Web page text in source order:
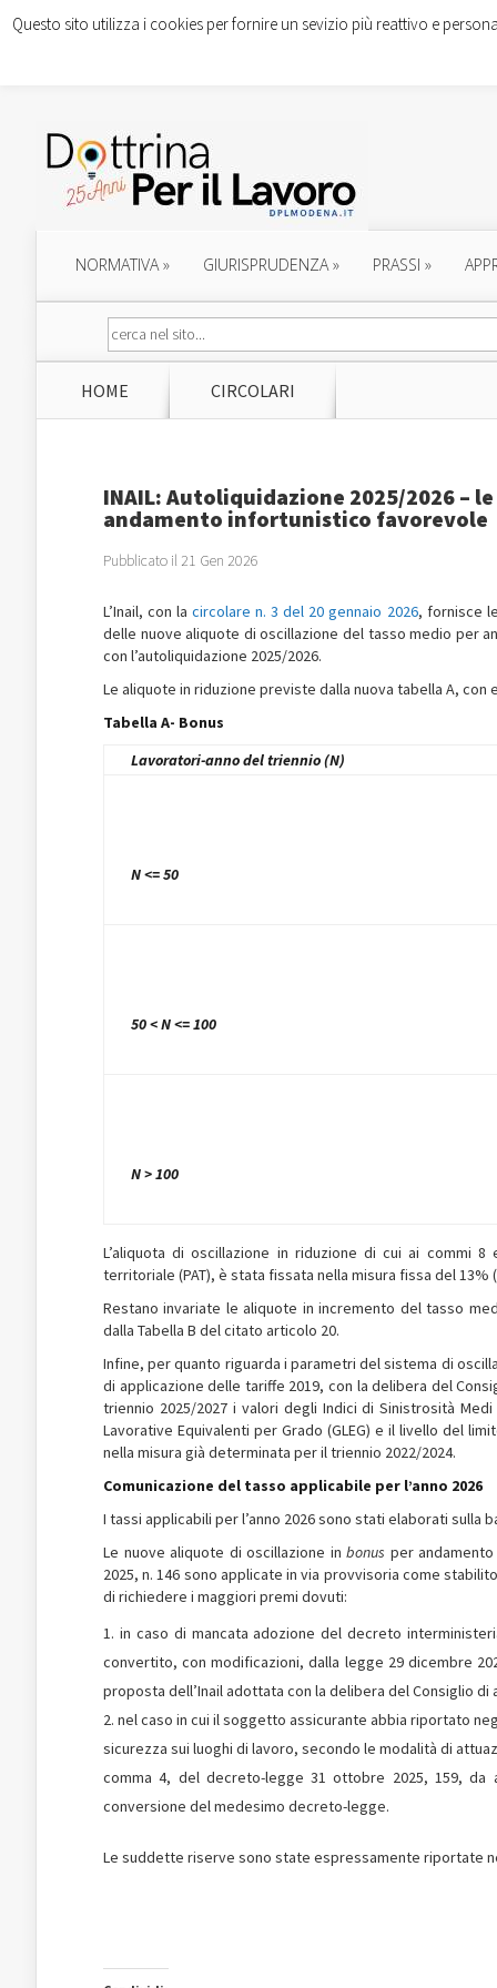
NORMATIVA» GIURISPRUDENZA» PRASSI »
HOME CIRCOLARI
INAIL: Autoliquidazione 2025/2026 –
andamento infortunistico favorevole
Pubblicato il 21 Gen 2026
L’Inail, con lacircolare n. 3 del 20 gennaio 2026, fornisce
delle nuove aliquote di oscillazione del tasso medio per
con l’autoliquidazione 2025/2026.
Le aliquote in riduzione previste dalla nuova tabella A, con
Tabella A- Bonus
Lavoratori-anno del triennio (N)
N <= 50
50 < N <= 100
N > 100
L’aliquota di oscillazione in riduzione di cui ai commi
territoriale (PAT), è stata fissata nella misura fissa del 13%
Restano invariate le aliquote in incremento del tasso
dalla Tabella B del citato articolo 20.
Infine, per quanto riguarda i parametri del sistema di
di applicazione delle tariffe 2019, con la delibera del
triennio 2025/2027 i valori degli Indici di Sinistrosità
Lavorative Equivalenti per Grado (GLEG) e il livello del
nella misura già determinata per il triennio 2022/2024.
Comunicazione del tasso applicabile per l’anno 2026
I tassi applicabili per l’anno 2026 sono stati elaborati sulla
Le nuove aliquote di oscillazione inbonus per
2025, n. 146 sono applicate in via provvisoria come
di richiedere i maggiori premi dovuti:
in caso di mancata adozione del decreto
convertito, con modificazioni, dalla legge 29 dicembre
proposta dell’Inail adottata con la delibera del Consiglio di
nel caso in cui il soggetto assicurante abbia riportato
sicurezza sui luoghi di lavoro, secondo le modalità di
comma 4, del decreto-legge 31 ottobre 2025, 159,
conversione del medesimo decreto-legge.
Le suddette riserve sono state espressamente riportate
Questo sito utilizza i cookies per fornire un sevizio più reattivo e